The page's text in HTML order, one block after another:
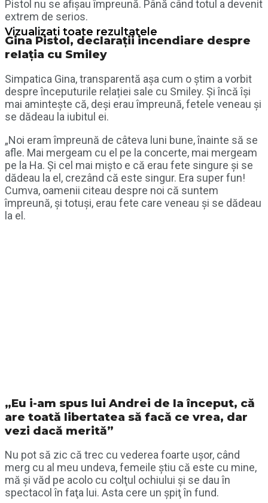
Vizualizați toate rezultatele
Pistol nu se afișau împreună. Până când totul a devenit
extrem de serios.
Gina Pistol, declarații incendiare despre
relația cu Smiley
Simpatica Gina, transparentă așa cum o știm a vorbit
despre începuturile relației sale cu Smiley. Și încă își
mai amintește că, deși erau împreună, fetele veneau și
se dădeau la iubitul ei.
„Noi eram împreună de câteva luni bune, înainte să se
afle. Mai mergeam cu el pe la concerte, mai mergeam
pe la Ha. Şi cel mai mişto e că erau fete singure şi se
dădeau la el, crezând că este singur. Era super fun!
Cumva, oamenii citeau despre noi că suntem
împreună, şi totuşi, erau fete care veneau şi se dădeau
la el.
„Eu i-am spus lui Andrei de la început, că
are toată libertatea să facă ce vrea, dar
vezi dacă merită”
Nu pot să zic că trec cu vederea foarte uşor, când
merg cu al meu undeva, femeile ştiu că este cu mine,
mă şi văd pe acolo cu colţul ochiului şi se dau în
spectacol în faţa lui. Asta cere un şpiţ în fund.